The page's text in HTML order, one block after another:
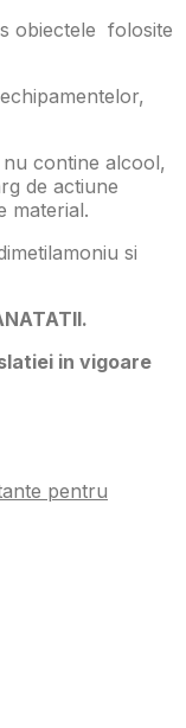
obiectele folosite
contine alcool,
de actiune
material.
si
in vigoare